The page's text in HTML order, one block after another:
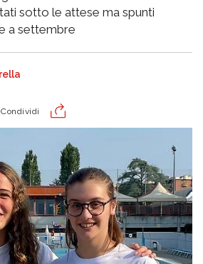
sotto le attese ma spunti
a settembre
Condividi